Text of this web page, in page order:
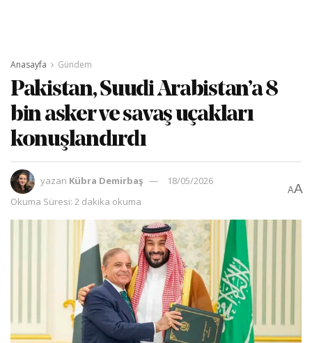
Anasayfa Gündem
Pakistan, Suudi Arabistan’a 8
bin asker ve savaş uçakları
konuşlandırdı
yazan Kübra Demirbaş
18/05/2026
Okuma Süresi: 2 dakika okuma
AA